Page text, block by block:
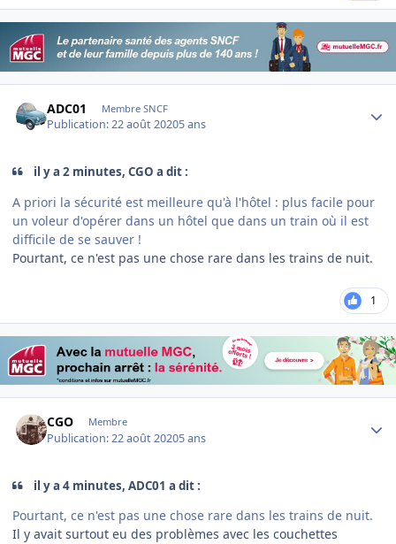
ADC01 Membre SNCF
Publication:22 août 20205 ans
il y a 2 minutes, CGO a dit :
A priori la sécurité est meilleure qu'à l'hôtel : plus facile pour
un voleur d'opérer dans un hôtel que dans un train où il est
difficile de se sauver !
Pourtant, ce n'est pas une chose rare dans les trains de nuit.
1
CGO Membre
Publication:22 août 20205 ans
il y a 4 minutes, ADC01 a dit :
Pourtant, ce n'est pas une chose rare dans les trains de nuit.
Il y avait surtout eu des problèmes avec les couchettes